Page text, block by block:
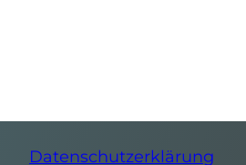
Datenschutzerklärung